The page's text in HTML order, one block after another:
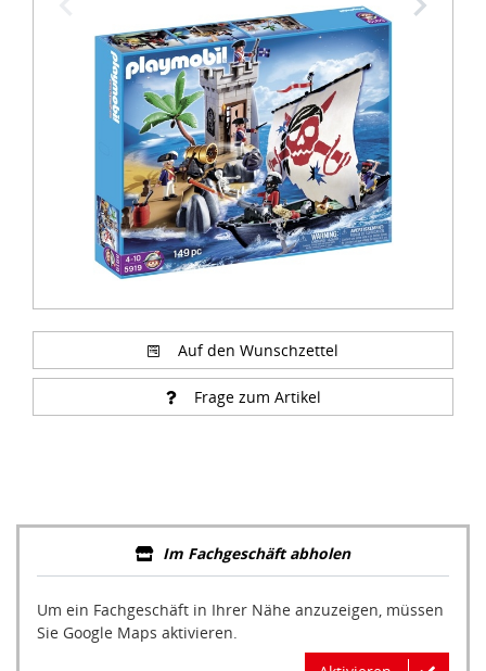
Auf den Wunschzettel
Frage zum Artikel
Im Fachgeschäft abholen
Um ein Fachgeschäft in Ihrer Nähe anzuzeigen, müssen
Sie Google Maps aktivieren.